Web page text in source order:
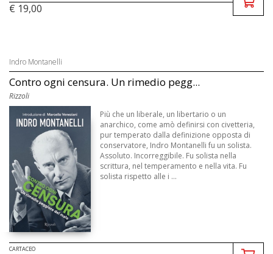
€ 19,00
Indro Montanelli
Contro ogni censura. Un rimedio pegg...
Rizzoli
Più che un liberale, un libertario o un
anarchico, come amò definirsi con civetteria,
pur temperato dalla definizione opposta di
conservatore, Indro Montanelli fu un solista.
Assoluto. Incorreggibile. Fu solista nella
scrittura, nel temperamento e nella vita. Fu
solista rispetto alle i ...
CARTACEO